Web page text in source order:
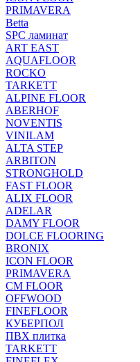
PRIMAVERA
Betta
SPC ламинат
ART EAST
AQUAFLOOR
ROCKO
TARKETT
ALPINE FLOOR
ABERHOF
NOVENTIS
VINILAM
ALTA STEP
ARBITON
STRONGHOLD
FAST FLOOR
ALIX FLOOR
ADELAR
DAMY FLOOR
DOLCE FLOORING
BRONIX
ICON FLOOR
PRIMAVERA
CM FLOOR
OFFWOOD
FINEFLOOR
КУБЕРПОЛ
ПВХ плитка
TARKETT